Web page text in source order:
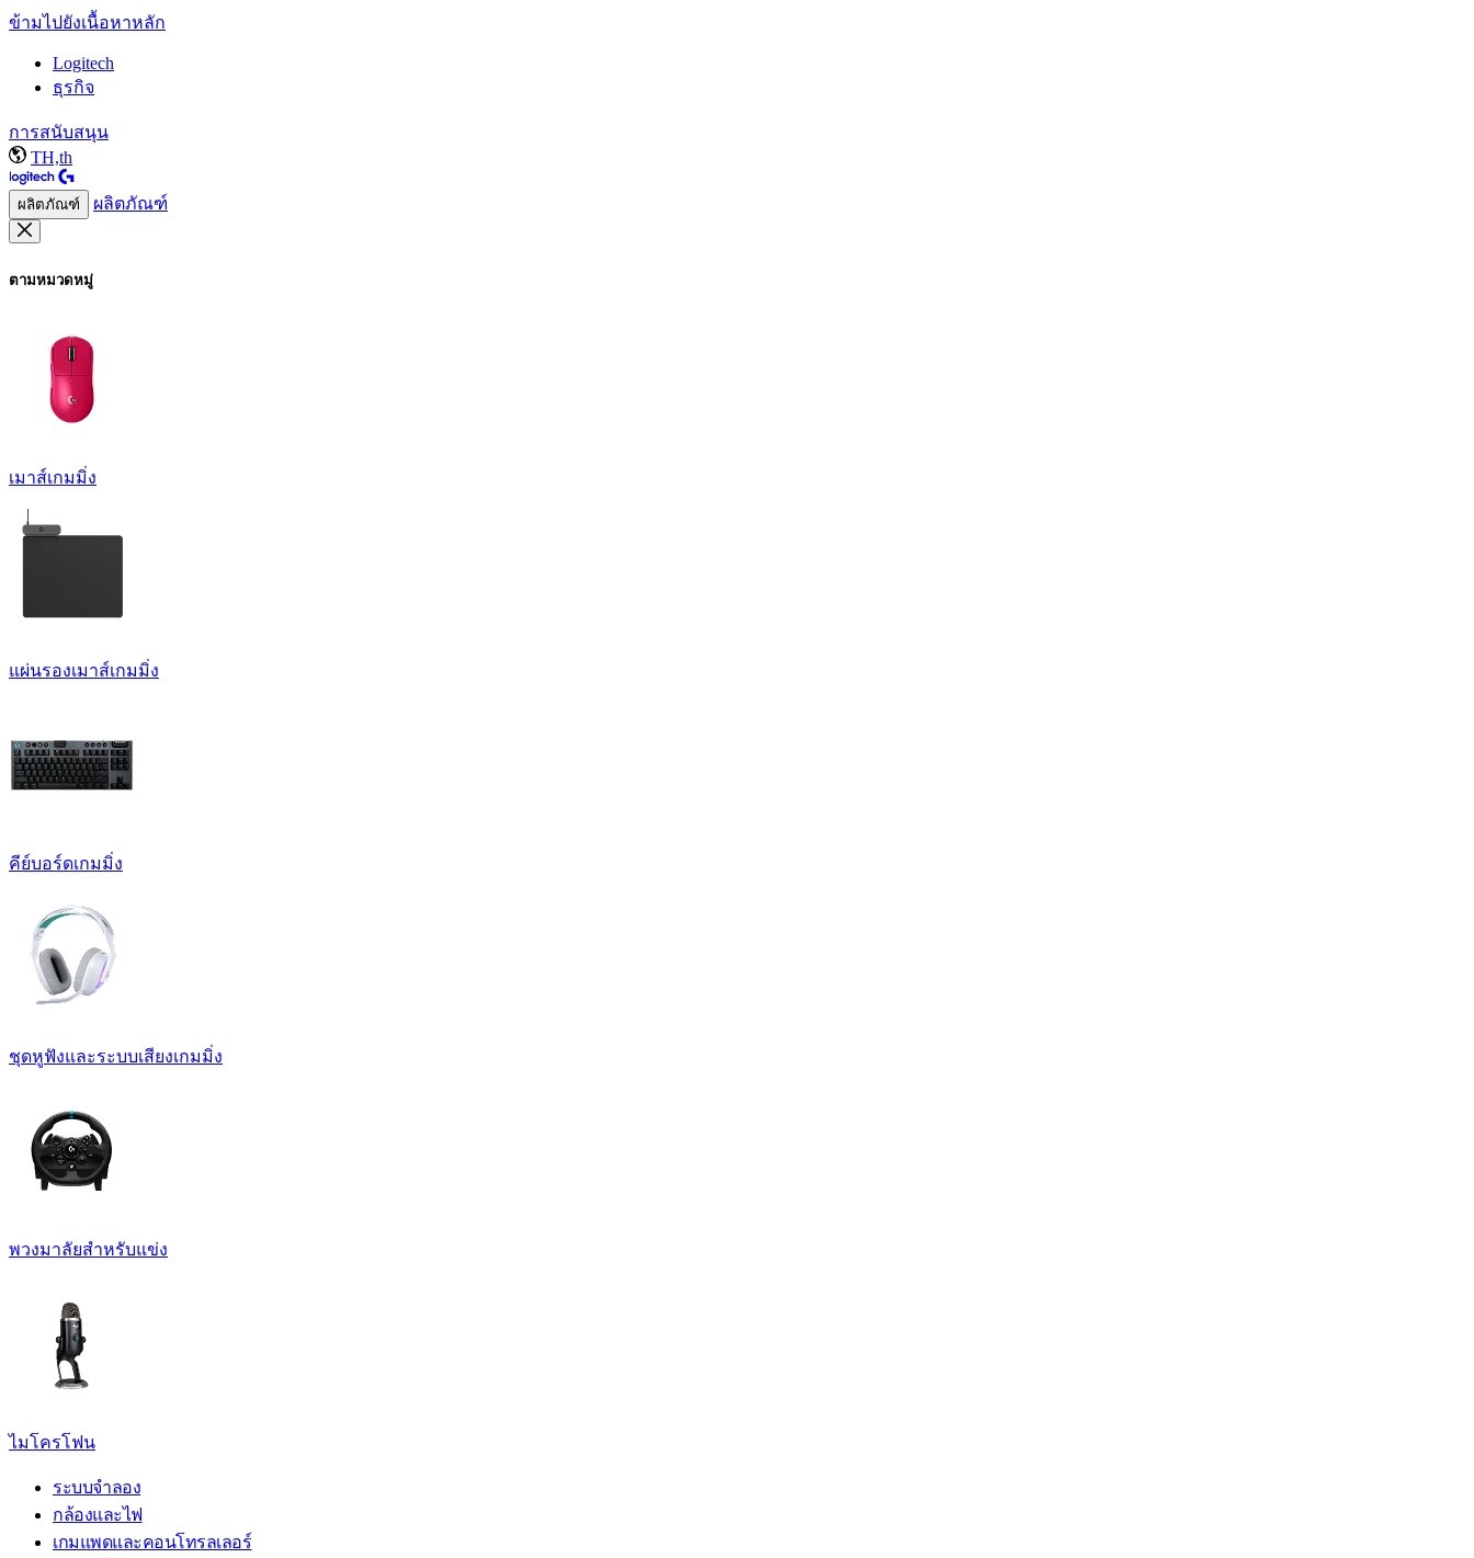
ข้ามไปยังเนื้อหาหลัก
Logitech
ธุรกิจ
การสนับสนุน
TH,th
ผลิตภัณฑ์ ผลิตภัณฑ์
ตามหมวดหมู่
เมาส์เกมมิ่ง
แผ่นรองเมาส์เกมมิ่ง
คีย์บอร์ดเกมมิ่ง
ชุดหูฟังและระบบเสียงเกมมิ่ง
พวงมาลัยสำหรับแข่ง
ไมโครโฟน
ระบบจำลอง
กล้องและไฟ
เกมแพดและคอนโทรลเลอร์